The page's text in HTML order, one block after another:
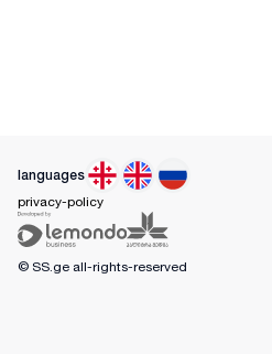
languages
privacy-policy
© SS.ge all-rights-reserved